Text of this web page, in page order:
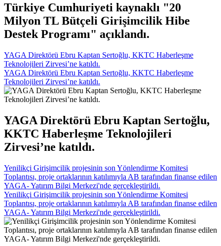
Türkiye Cumhuriyeti kaynaklı "20
Milyon TL Bütçeli Girişimcilik Hibe
Destek Programı" açıklandı.
YAGA Direktörü Ebru Kaptan Sertoğlu, KKTC Haberleşme
Teknolojileri Zirvesi’ne katıldı.
YAGA Direktörü Ebru Kaptan Sertoğlu, KKTC Haberleşme
Teknolojileri Zirvesi’ne katıldı.
YAGA Direktörü Ebru Kaptan Sertoğlu,
KKTC Haberleşme Teknolojileri
Zirvesi’ne katıldı.
Yenilikçi Girişimcilik projesinin son Yönlendirme Komitesi
Toplantısı, proje ortaklarının katılımıyla AB tarafından finanse edilen
YAGA- Yatırım Bilgi Merkezi'nde gerçekleştirildi.
Yenilikçi Girişimcilik projesinin son Yönlendirme Komitesi
Toplantısı, proje ortaklarının katılımıyla AB tarafından finanse edilen
YAGA- Yatırım Bilgi Merkezi'nde gerçekleştirildi.